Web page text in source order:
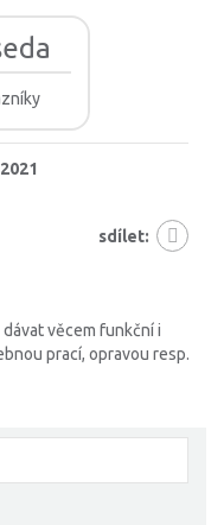
sdílet:
věcem funkční i
prací, opravou resp.